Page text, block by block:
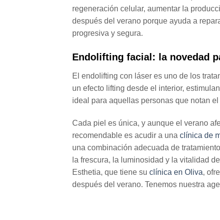
regeneración celular, aumentar la
después del verano porque ayuda a
progresiva y segura.
Endolifting facial: la novedad
El endolifting con láser es uno de los
un efecto lifting desde el interior,
ideal para aquellas personas que notan
Cada piel es única, y aunque el verano
recomendable es acudir a una clínica de
una combinación adecuada de
la frescura, la luminosidad y la vitalidad
Esthetia, que tiene su clínica en Oliva,
después del verano. Tenemos nuestra